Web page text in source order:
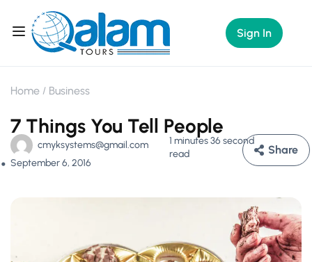
Sign In
Home Business
7 Things You Tell People
cmyksystems@gmail.com
September 6, 2016
1 minutes 36 second
read
Share